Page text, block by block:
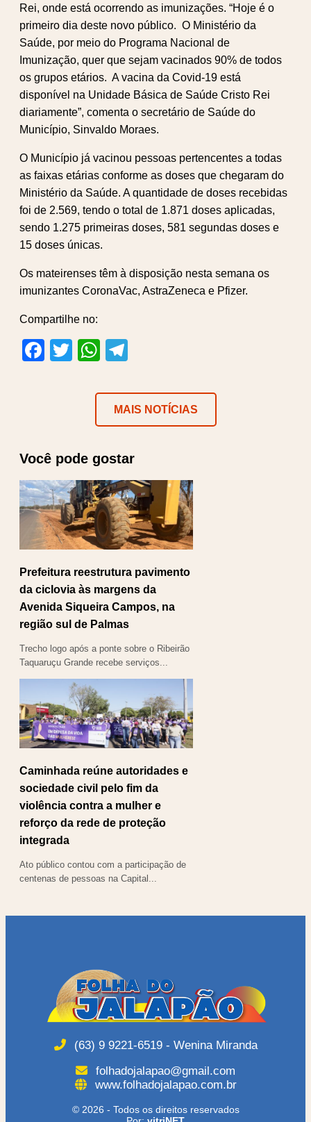
Rei, onde está ocorrendo as imunizações. “Hoje é o
primeiro dia deste novo público. O Ministério da
Saúde, por meio do Programa Nacional de
Imunização, quer que sejam vacinados 90% de todos
os grupos etários. A vacina da Covid-19 está
disponível na Unidade Básica de Saúde Cristo Rei
diariamente”, comenta o secretário de Saúde do
Município, Sinvaldo Moraes.
O Município já vacinou pessoas pertencentes a todas
as faixas etárias conforme as doses que chegaram do
Ministério da Saúde. A quantidade de doses recebidas
foi de 2.569, tendo o total de 1.871 doses aplicadas,
sendo 1.275 primeiras doses, 581 segundas doses e
15 doses únicas.
Os mateirenses têm à disposição nesta semana os
imunizantes CoronaVac, AstraZeneca e Pfizer.
Compartilhe no:
Facebook
TwitterWhatsApp
MAIS NOTÍCIAS
Você pode gostar
Prefeitura reestrutura pavimento
da ciclovia às margens da
Avenida Siqueira Campos, na
região sul de Palmas
Trecho logo após a ponte sobre o Ribeirão
Taquaruçu Grande recebe serviços...
Caminhada reúne autoridades e
sociedade civil pelo fim da
violência contra a mulher e
reforço da rede de proteção
integrada
Ato público contou com a participação de
centenas de pessoas na Capital...
(63) 9 9221-6519 - Wenina Miranda
folhadojalapao@gmail.com
www.folhadojalapao.com.br
© 2026 - Todos os direitos reservados